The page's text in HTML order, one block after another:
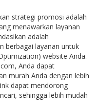
strategi promosi adalah
menawarkan layanan
adalah
berbagai layanan untuk
website Anda.
Anda dapat
murah Anda dengan lebih
dapat mendorong
sehingga lebih mudah